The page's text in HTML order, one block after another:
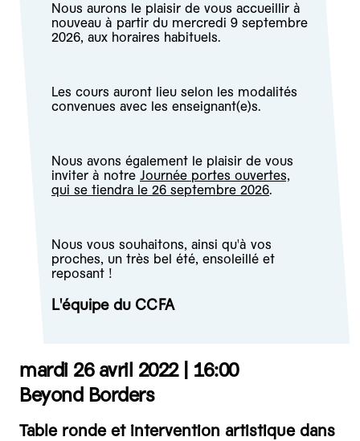
Nous aurons le plaisir de vous accueillir à
nouveau à partir du mercredi 9 septembre
2026, aux horaires habituels.
Les cours auront lieu selon les modalités
convenues avec les enseignant(e)s.
Nous avons également le plaisir de vous
inviter à notre Journée portes ouvertes,
qui se tiendra le 26 septembre 2026.
Nous vous souhaitons, ainsi qu'à vos
proches, un très bel été, ensoleillé et
reposant !
L'équipe du CCFA
mardi 26 avril 2022 | 16:00
Beyond Borders
Table ronde et intervention artistique dans